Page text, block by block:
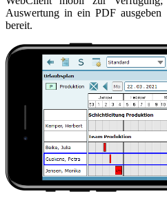
Auswertung in ein PDF
bereit.